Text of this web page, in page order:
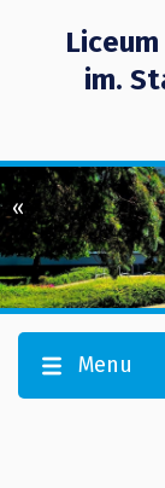
im.
«
Menu